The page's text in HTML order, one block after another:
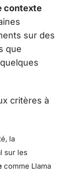
contexte
sur des
que
critères à
la
sur les
comme Llama